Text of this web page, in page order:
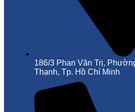
186/3 Phan Văn Trị,
Thạnh, Tp. Hồ Chí Minh